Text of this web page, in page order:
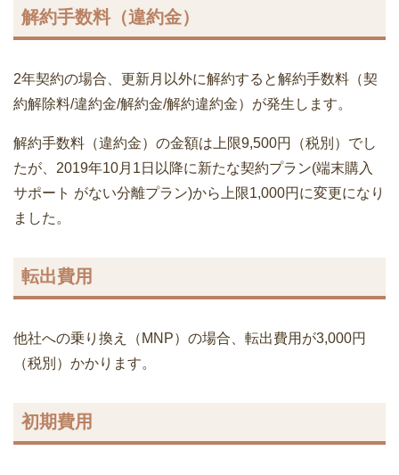
解約手数料（違約金）
2年契約の場合、更新月以外に解約すると解約手数料（契
約解除料/違約金/解約金/解約違約金）が発生します。
解約手数料（違約金）の金額は上限9,500円（税別）でし
たが、2019年10月1日以降に新たな契約プラン(端末購入
サポート がない分離プラン)から上限1,000円に変更になり
ました。
転出費用
他社への乗り換え（MNP）の場合、転出費用が3,000円
（税別）かかります。
初期費用